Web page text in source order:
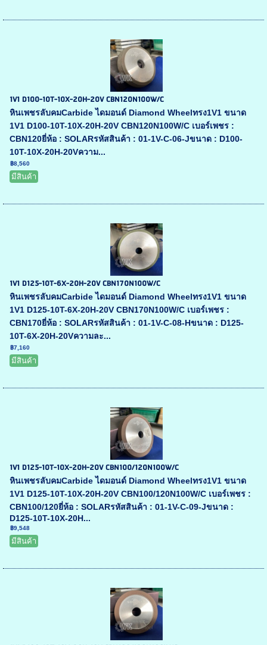
1V1 D100-10T-10X-20H-20V CBN120N100W/C
หินเพชรลับคมCarbide ไดมอนด์ Diamond Wheelทรง1V1 ขนาด
1V1 D100-10T-10X-20H-20V CBN120N100W/C เบอร์เพชร :
CBN120ยี่ห้อ : SOLARรหัสสินค้า : 01-1V-C-06-Jขนาด : D100-
10T-10X-20H-20Vความ...
฿8,560
มีสินค้า
1V1 D125-10T-6X-20H-20V CBN170N100W/C
หินเพชรลับคมCarbide ไดมอนด์ Diamond Wheelทรง1V1 ขนาด
1V1 D125-10T-6X-20H-20V CBN170N100W/C เบอร์เพชร :
CBN170ยี่ห้อ : SOLARรหัสสินค้า : 01-1V-C-08-Hขนาด : D125-
10T-6X-20H-20Vความละ...
฿7,160
มีสินค้า
1V1 D125-10T-10X-20H-20V CBN100/120N100W/C
หินเพชรลับคมCarbide ไดมอนด์ Diamond Wheelทรง1V1 ขนาด
1V1 D125-10T-10X-20H-20V CBN100/120N100W/C เบอร์เพชร :
CBN100/120ยี่ห้อ : SOLARรหัสสินค้า : 01-1V-C-09-Jขนาด :
D125-10T-10X-20H...
฿9,548
มีสินค้า